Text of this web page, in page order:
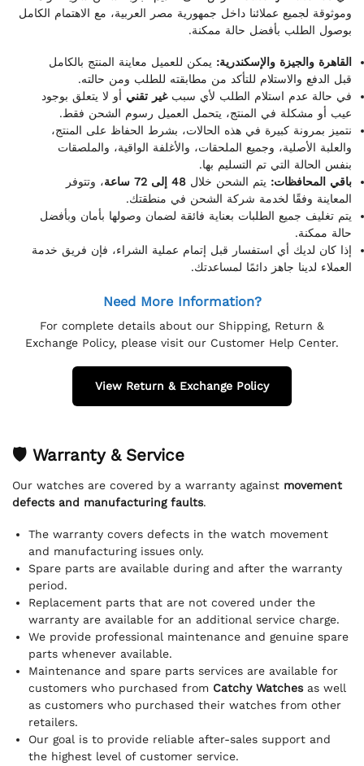
وموثوقة لجميع عملائنا داخل جمهورية مصر العربية، مع الاهتمام الكامل
بوصول الطلب بأفضل حالة ممكنة.
القاهرة والجيزة والإسكندرية: يمكن للعميل معاينة المنتج بالكامل
قبل الدفع والاستلام للتأكد من مطابقته للطلب ومن حالته.
في حالة عدم استلام الطلب لأي سببغير تقني أو لا يتعلق بوجود
عيب أو مشكلة في المنتج، يتحمل العميل رسوم الشحن فقط.
نتميز بمرونة كبيرة في هذه الحالات، بشرط الحفاظ على المنتج،
والعلبة الأصلية، وجميع الملحقات، والأغلفة الواقية، والملصقات
بنفس الحالة التي تم التسليم بها.
باقي المحافظات: يتم الشحن خلال 48 إلى 72 ساعة
، وتتوفر
المعاينة وفقًا لخدمة شركة الشحن في منطقتك.
يتم تغليف جميع الطلبات بعناية فائقة لضمان وصولها بأمان وبأفضل
حالة ممكنة.
إذا كان لديك أي استفسار قبل إتمام عملية الشراء، فإن فريق خدمة
العملاء لدينا جاهز دائمًا لمساعدتك.
Need More Information?
For complete details about our Shipping, Return &
Exchange Policy, please visit our Customer Help Center.
View Return & Exchange Policy
🛡 Warranty & Service
Our watches are covered by a warranty against movement
defects and manufacturing faults.
The warranty covers defects in the watch movement
and manufacturing issues only.
Spare parts are available during and after the warranty
period.
Replacement parts that are not covered under the
warranty are available for an additional service charge.
We provide professional maintenance and genuine spare
parts whenever available.
Maintenance and spare parts services are available for
customers who purchased from Catchy Watchesas well
as customers who purchased their watches from other
retailers.
Our goal is to provide reliable after-sales support and
the highest level of customer service.